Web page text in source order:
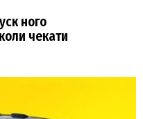
ного
чекати